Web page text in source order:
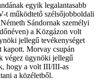
egyik legalantasabb
t működtető szélsőjobboldali
Sándornak személyi
a Közgázon volt
jellegű tevékenységet
kapott. Morvay csupán
végez ügynöki jellegű
hogy a volt III/III-as
a közéletből.